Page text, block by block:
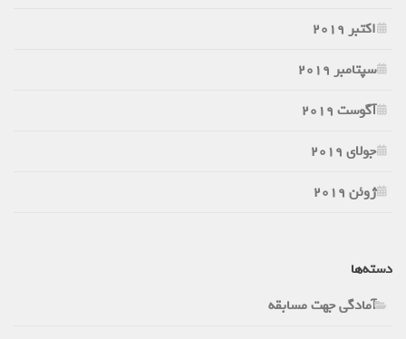
اکتبر 2019
سپتامبر 2019
آگوست 2019
جولای 2019
ژوئن 2019
دسته‌ها
آمادگی جهت مسابقه